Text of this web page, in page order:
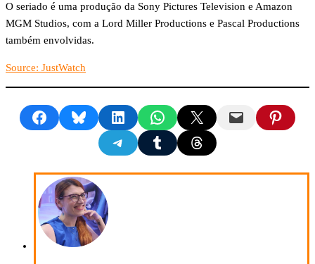
O seriado é uma produção da Sony Pictures Television e Amazon
MGM Studios, com a Lord Miller Productions e Pascal Productions
também envolvidas.
Source: JustWatch
Share on FacebookShare on BlueskyShare on LinkedInShare on WhatsApp
Share on X Email this Page Share on
Share on TelegramShare on TumblrShare on Threads